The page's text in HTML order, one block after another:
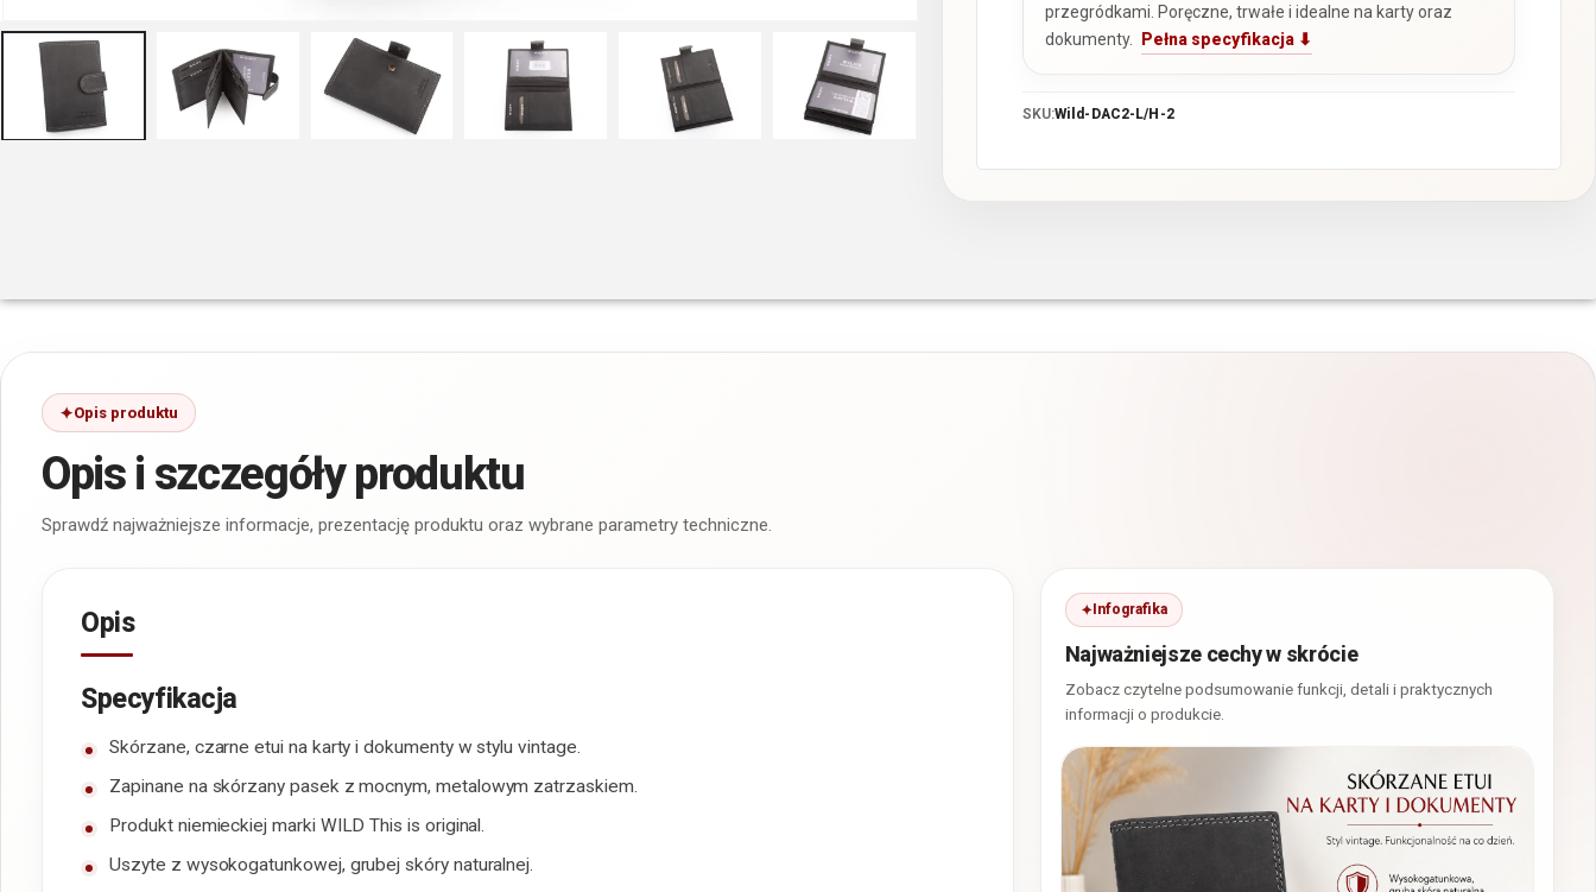
przegródkami. Poręczne, trwałe i idealne na karty oraz
dokumenty.
Pełna specyfikacja ⬇
SKU:Wild-DAC2-L/H-2
Opis produktu
Opis i szczegóły produktu
Sprawdź najważniejsze informacje, prezentację produktu oraz wybrane parametry techniczne.
Opis
Specyfikacja
Skórzane, czarne etui na karty i dokumenty w stylu vintage.
Zapinane na skórzany pasek z mocnym, metalowym zatrzaskiem.
Produkt niemieckiej marki WILD This is original.
Uszyte z wysokogatunkowej, grubej skóry naturalnej.
Infografika
Najważniejsze cechy w skrócie
Zobacz czytelne podsumowanie funkcji, detali i praktycznych
informacji o produkcie.